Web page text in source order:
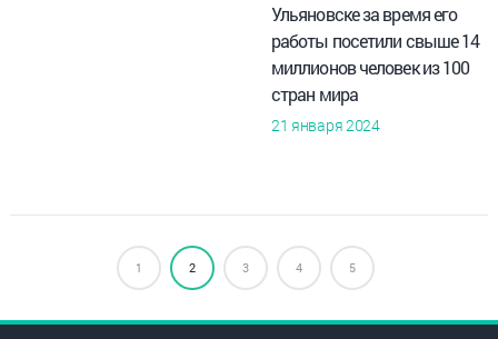
Ульяновске за время его
работы посетили свыше 14
миллионов человек из 100
стран мира
21 января 2024
1 2 3 4 5